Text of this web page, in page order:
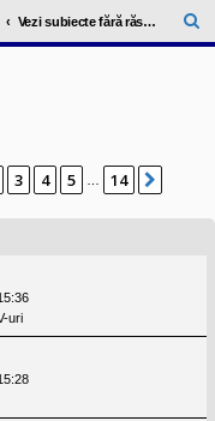
Vezi subiecte fără răspuns
ă
din 14
3 4 5 14
uri